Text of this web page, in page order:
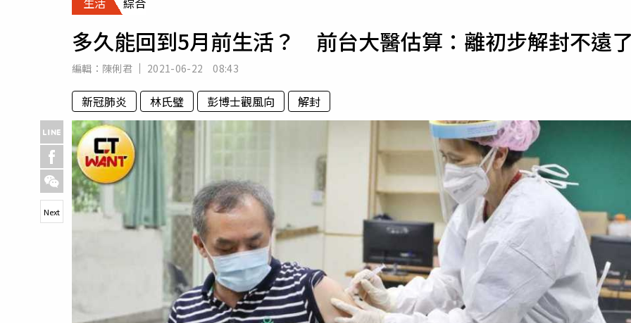
專欄
房產新勢力
運勢
多久能回到5月前生活？ 前台大醫估算：離初步解封不遠
編輯： 陳俐君 2021-06-22 08:43
新冠肺炎 林氏璧 彭博士觀風向 解封
Next